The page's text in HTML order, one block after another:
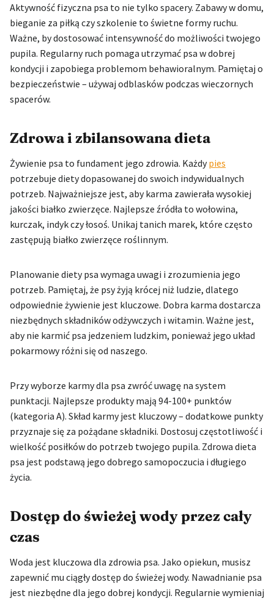
Aktywność fizyczna psa to nie tylko spacery. Zabawy w domu,
bieganie za piłką czy szkolenie to świetne formy ruchu.
Ważne, by dostosować intensywność do możliwości twojego
pupila. Regularny ruch pomaga utrzymać psa w dobrej
kondycji i zapobiega problemom behawioralnym. Pamiętaj o
bezpieczeństwie – używaj odblasków podczas wieczornych
spacerów.
Zdrowa i zbilansowana dieta
Żywienie psa to fundament jego zdrowia. Każdypies
potrzebuje diety dopasowanej do swoich indywidualnych
potrzeb. Najważniejsze jest, aby karma zawierała wysokiej
jakości białko zwierzęce. Najlepsze źródła to wołowina,
kurczak, indyk czy łosoś. Unikaj tanich marek, które często
zastępują białko zwierzęce roślinnym.
Planowanie diety psa wymaga uwagi i zrozumienia jego
potrzeb. Pamiętaj, że psy żyją krócej niż ludzie, dlatego
odpowiednie żywienie jest kluczowe. Dobra karma dostarcza
niezbędnych składników odżywczych i witamin. Ważne jest,
aby nie karmić psa jedzeniem ludzkim, ponieważ jego układ
pokarmowy różni się od naszego.
Przy wyborze karmy dla psa zwróć uwagę na system
punktacji. Najlepsze produkty mają 94-100+ punktów
(kategoria A). Skład karmy jest kluczowy – dodatkowe punkty
przyznaje się za pożądane składniki. Dostosuj częstotliwość i
wielkość posiłków do potrzeb twojego pupila. Zdrowa dieta
psa jest podstawą jego dobrego samopoczucia i długiego
życia.
Dostęp do świeżej wody przez cały
czas
Woda jest kluczowa dla zdrowia psa. Jako opiekun, musisz
zapewnić mu ciągły dostęp do świeżej wody. Nawadnianie psa
jest niezbędne dla jego dobrej kondycji. Regularnie wymieniaj